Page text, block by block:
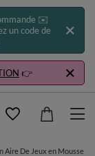
✉️
un code de
👉
Aire De Jeux en Mousse